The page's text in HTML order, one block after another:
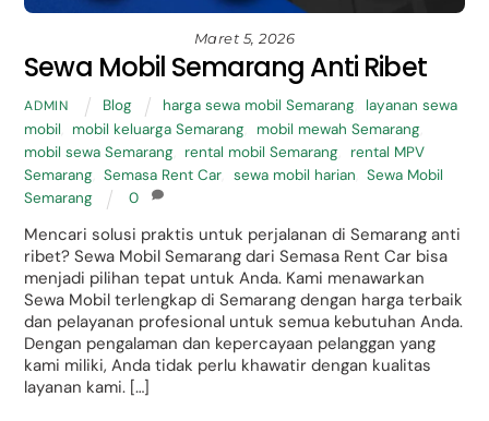
Maret 5, 2026
Sewa Mobil Semarang Anti Ribet
ADMIN Blog harga sewa mobil Semarang
layanan sewa
mobil
mobil keluarga Semarang mobil mewah Semarang,
mobil sewa Semarang
rental mobil Semarang
rental MPV
Semarang
Semasa Rent Car sewa mobil harian
Sewa Mobil
Semarang
0
Mencari solusi praktis untuk perjalanan di Semarang anti
ribet? Sewa Mobil Semarang dari Semasa Rent Car bisa
menjadi pilihan tepat untuk Anda. Kami menawarkan
Sewa Mobil terlengkap di Semarang dengan harga terbaik
dan pelayanan profesional untuk semua kebutuhan Anda.
Dengan pengalaman dan kepercayaan pelanggan yang
kami miliki, Anda tidak perlu khawatir dengan kualitas
layanan kami. […]